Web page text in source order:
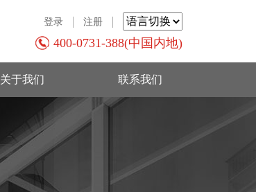
登录 注册
400-0731-388(中国内地)
关于我们 联系我们